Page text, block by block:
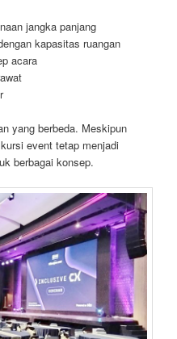
jangka panjang
kapasitas ruangan
acara
yang berbeda. Meskipun
event tetap menjadi
berbagai konsep.